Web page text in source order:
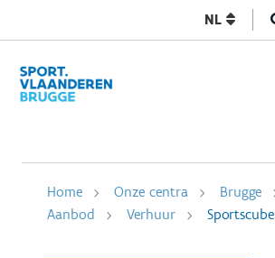
NL
Home Onze centra
Brugge
Aanbod
Verhuur Sportscube